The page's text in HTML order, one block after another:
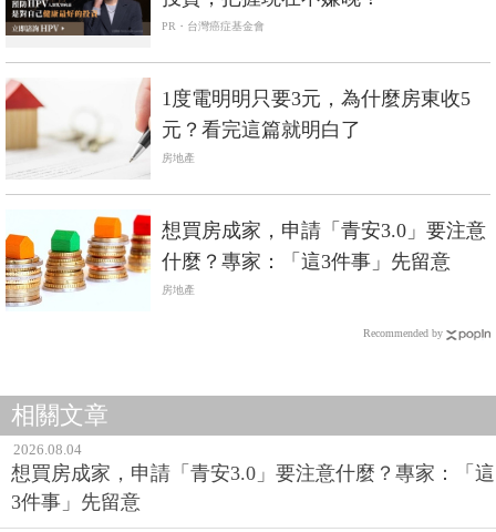
PR・台灣癌症基金會
1度電明明只要3元，為什麼房東收5
元？看完這篇就明白了
房地產
想買房成家，申請「青安3.0」要注意
什麼？專家：「這3件事」先留意
房地產
Recommended by
相關文章
2026.08.04
想買房成家，申請「青安3.0」要注意什麼？專家：「這
3件事」先留意